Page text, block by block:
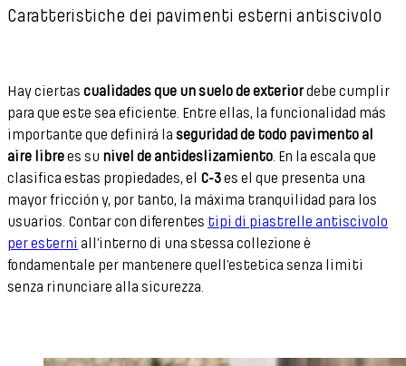
Caratteristiche dei pavimenti esterni antiscivolo
Hay ciertas cualidades que un suelo de exteriordebe cumplir
para que este sea eficiente. Entre ellas, la funcionalidad más
importante que definirá la seguridad de todo pavimento al
aire librees su nivel de antideslizamiento . En la escala que
clasifica estas propiedades, el C-3es el que presenta una
mayor fricción y, por tanto, la máxima tranquilidad para los
usuarios. Contar con diferentes tipi di piastrelle antiscivolo
per esterni all’interno di una stessa collezione è
fondamentale per mantenere quell’estetica senza limiti
senza rinunciare alla sicurezza.